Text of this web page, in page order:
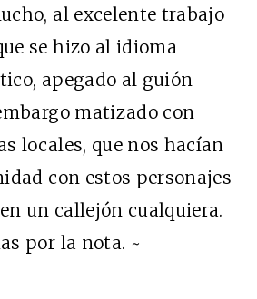
al excelente trabajo
se hizo al idioma
apegado al guión
matizado con
locales, que nos hacían
con estos personajes
un callejón cualquiera.
por la nota. ~